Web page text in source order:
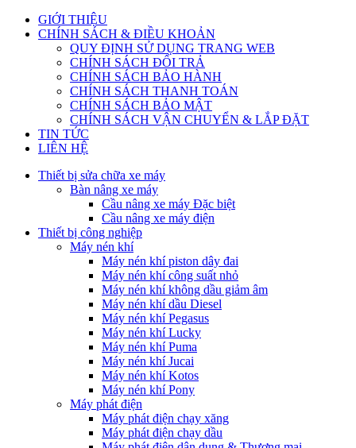
GIỚI THIỆU
CHÍNH SÁCH & ĐIỀU KHOẢN
QUY ĐỊNH SỬ DỤNG TRANG WEB
CHÍNH SÁCH ĐỔI TRẢ
CHÍNH SÁCH BẢO HÀNH
CHÍNH SÁCH THANH TOÁN
CHÍNH SÁCH BẢO MẬT
CHÍNH SÁCH VẬN CHUYỂN & LẮP ĐẶT
TIN TỨC
LIÊN HỆ
Thiết bị sửa chữa xe máy
Bàn nâng xe máy
Cầu nâng xe máy Đặc biệt
Cầu nâng xe máy điện
Thiết bị công nghiệp
Máy nén khí
Máy nén khí piston dây đai
Máy nén khí công suất nhỏ
Máy nén khí không dầu giảm âm
Máy nén khí dầu Diesel
Máy nén khí Pegasus
Máy nén khí Lucky
Máy nén khí Puma
Máy nén khí Jucai
Máy nén khí Kotos
Máy nén khí Pony
Máy phát điện
Máy phát điện chạy xăng
Máy phát điện chạy dầu